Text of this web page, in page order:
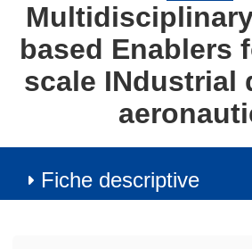
based Enablers
scale INdustrial
Fiche descriptive